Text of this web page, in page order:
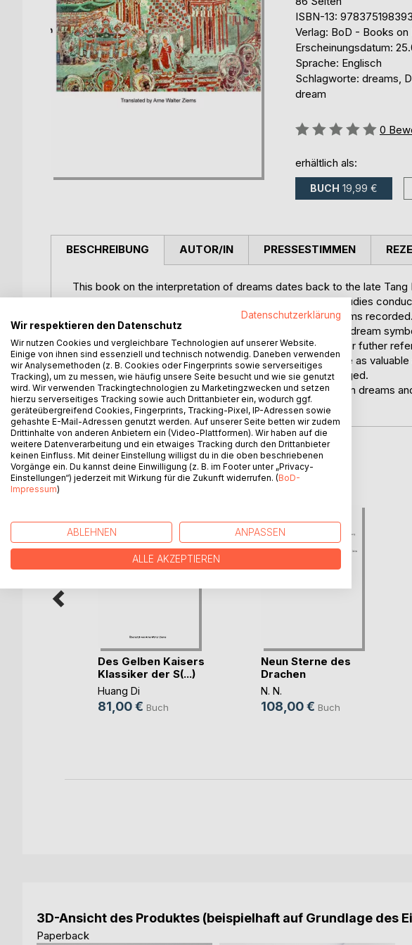
ISBN-13:
Verlag: BoD - Books on
Erscheinungsdatum:
Sprache: Englisch
Schlagworte: dreams,
dream
Bewertung::
0
erhältlich als:
BUCH 19,99 €
BESCHREIBUNG
This book on the interpretation of dreams dates back to the late Tang
ago. It provides the essence of a vast number of case studies
invited into Temples and Monasteries and have their dreams
lives were then compared with the dreams they had. The dream
quintessence of their respective meaning written down for futher
Until this day the patterns found and recorded prove to be as
recorded, just the images to the symbols may have changed.
With this book, you can explore the landscape of your own dreams
for your future.
AUTOR/IN PRESSESTIMMEN
WEITERE TITEL BEIBoD
Des Gelben Kaisers
Klassiker der S(...)
Huang Di
81,00 € Buch
Neun Sterne des
Drachen
N. N.
108,00 € Buch
3D-Ansicht des Produktes (beispielhaft auf Grundlage des
Paperback
Datenschutzerklärung
Wir respektieren den Datenschutz
Wir nutzen Cookies und vergleichbare Technologien auf unserer Website.
Einige von ihnen sind essenziell und technisch notwendig. Daneben verwenden
wir Analysemethoden (z. B. Cookies oder Fingerprints sowie serverseitiges
Tracking), um zu messen, wie häufig unsere Seite besucht und wie sie genutzt
wird. Wir verwenden Trackingtechnologien zu Marketingzwecken und setzen
hierzu serverseitiges Tracking sowie auch Drittanbieter ein, wodurch ggf.
geräteübergreifend Cookies, Fingerprints, Tracking-Pixel, IP-Adressen sowie
gehashte E-Mail-Adressen genutzt werden. Auf unserer Seite betten wir zudem
Drittinhalte von anderen Anbietern ein (Video-Plattformen). Wir haben auf die
weitere Datenverarbeitung und ein etwaiges Tracking durch den Drittanbieter
keinen Einfluss. Mit deiner Einstellung willigst du in die oben beschriebenen
Vorgänge ein. Du kannst deine Einwilligung (z. B. im Footer unter „Privacy-
Einstellungen“) jederzeit mit Wirkung für die Zukunft widerrufen. (BoD-
Impressum)
ABLEHNEN ANPASSEN
ALLE AKZEPTIEREN